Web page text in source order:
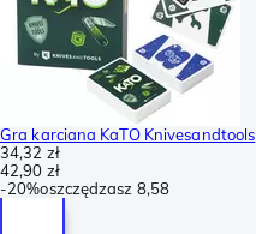
Gra karciana KaTO Knivesandtools
34,32 zł
42,90 zł
-20%oszczędzasz 8,58